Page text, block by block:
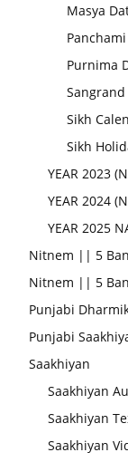
Masya
Purnima
Sangrand
Sikh
Sikh
YEAR 2023
YEAR 2024
YEAR 2025
Nitnem || 5
Nitnem || 5
Punjabi
Punjabi
Saakhiyan
Saakhiyan
Saakhiyan
Saakhiyan